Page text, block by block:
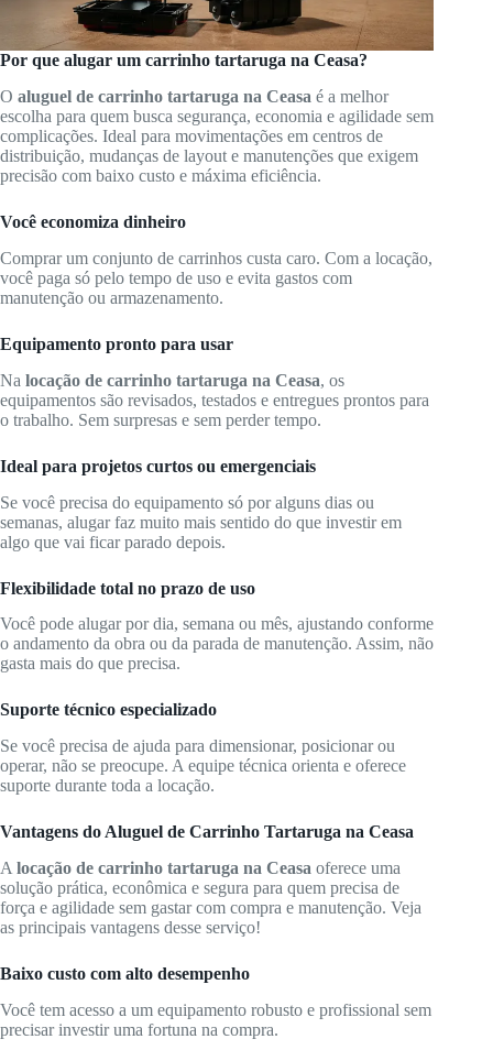
Por que alugar um carrinho tartaruga na Ceasa?
O aluguel de carrinho tartaruga na Ceasa é a melhor
escolha para quem busca segurança, economia e agilidade sem
complicações. Ideal para movimentações em centros de
distribuição, mudanças de layout e manutenções que exigem
precisão com baixo custo e máxima eficiência.
Você economiza dinheiro
Comprar um conjunto de carrinhos custa caro. Com a locação,
você paga só pelo tempo de uso e evita gastos com
manutenção ou armazenamento.
Equipamento pronto para usar
Na locação de carrinho tartaruga na Ceasa, os
equipamentos são revisados, testados e entregues prontos para
o trabalho. Sem surpresas e sem perder tempo.
Ideal para projetos curtos ou emergenciais
Se você precisa do equipamento só por alguns dias ou
semanas, alugar faz muito mais sentido do que investir em
algo que vai ficar parado depois.
Flexibilidade total no prazo de uso
Você pode alugar por dia, semana ou mês, ajustando conforme
o andamento da obra ou da parada de manutenção. Assim, não
gasta mais do que precisa.
Suporte técnico especializado
Se você precisa de ajuda para dimensionar, posicionar ou
operar, não se preocupe. A equipe técnica orienta e oferece
suporte durante toda a locação.
Vantagens do Aluguel de Carrinho Tartaruga na Ceasa
A locação de carrinho tartaruga na Ceasa oferece uma
solução prática, econômica e segura para quem precisa de
força e agilidade sem gastar com compra e manutenção. Veja
as principais vantagens desse serviço!
Baixo custo com alto desempenho
Você tem acesso a um equipamento robusto e profissional sem
precisar investir uma fortuna na compra.